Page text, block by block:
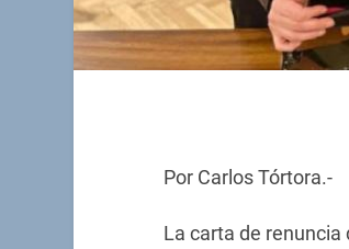
Por Carlos Tórtora.-
La carta de